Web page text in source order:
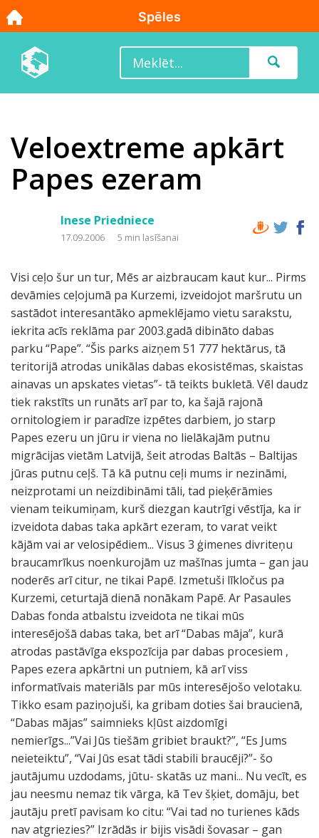
Veloextreme apkārt
Papes ezeram
Inese Priedniece
17.09.2006 5 min lasīšanai
Visi ceļo šur un tur, Mēs ar aizbraucam kaut kur... Pirms
devāmies ceļojumā pa Kurzemi, izveidojot maršrutu un
sastādot interesantāko apmeklējamo vietu sarakstu,
iekrita acīs reklāma par 2003.gadā dibināto dabas
parku “Pape”. “Šis parks aizņem 51 777 hektārus, tā
teritorijā atrodas unikālas dabas ekosistēmas, skaistas
ainavas un apskates vietas”- tā teikts bukletā. Vēl daudz
tiek rakstīts un runāts arī par to, ka šajā rajonā
ornitologiem ir paradīze izpētes darbiem, jo starp
Papes ezeru un jūru ir viena no lielākajām putnu
migrācijas vietām Latvijā, šeit atrodas Baltās – Baltijas
jūras putnu ceļš. Tā kā putnu ceļi mums ir nezināmi,
neizprotami un neizdibināmi tāli, tad pieķērāmies
vienam teikumiņam, kurš diezgan kautrīgi vēstīja, ka ir
izveidota dabas taka apkārt ezeram, to varat veikt
kājām vai ar velosipēdiem... Visus 3 ģimenes divriteņu
braucamrīkus noenkurojām uz mašīnas jumta – gan jau
noderēs arī citur, ne tikai Papē. Izmetuši līkločus pa
Kurzemi, ceturtajā dienā nonākam Papē. Ar Pasaules
Dabas fonda atbalstu izveidota ne tikai mūs
interesējošā dabas taka, bet arī “Dabas māja”, kurā
atrodas pastāvīga ekspozīcija par dabas procesiem ,
Papes ezera apkārtni un putniem, kā arī viss
informatīvais materiāls par mūs interesējošo velotaku.
Tikko esam paziņojuši, ka gribam doties šai braucienā,
“Dabas mājas” saimnieks kļūst aizdomīgi
nemierīgs...”Vai Jūs tiešām gribiet braukt?”, “Es Jums
neieteiktu”, “Vai Jūs esat tādi stabili braucēji?”- šo
jautājumu uzdodams, jūtu- skatās uz mani... Nu vecīt, es
jau neesmu nemaz tik vārga, kā Tev šķiet, domāju, bet
jautāju pretī pavisam ko citu: “Vai tad no turienes kāds
nav atgriezies?” Izrādās ir bijis visādi šovasar – gan